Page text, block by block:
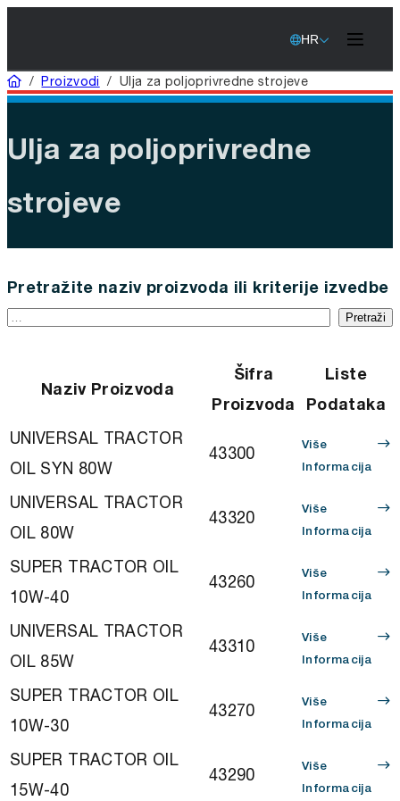
HR
Home
/Proizvodi / Ulja za poljoprivredne strojeve
Ulja za poljoprivredne
strojeve
Pretražite naziv proizvoda ili kriterije izvedbe
Pretraži
Naziv Proizvoda
Šifra
Proizvoda
Liste
Podataka
UNIVERSAL TRACTOR
OIL SYN 80W
43300
Više
Informacija
UNIVERSAL TRACTOR
OIL 80W
43320
Više
Informacija
SUPER TRACTOR OIL
10W-40
43260
Više
Informacija
UNIVERSAL TRACTOR
OIL 85W
43310
Više
Informacija
SUPER TRACTOR OIL
10W-30
43270
Više
Informacija
SUPER TRACTOR OIL
15W-40
43290
Više
Informacija